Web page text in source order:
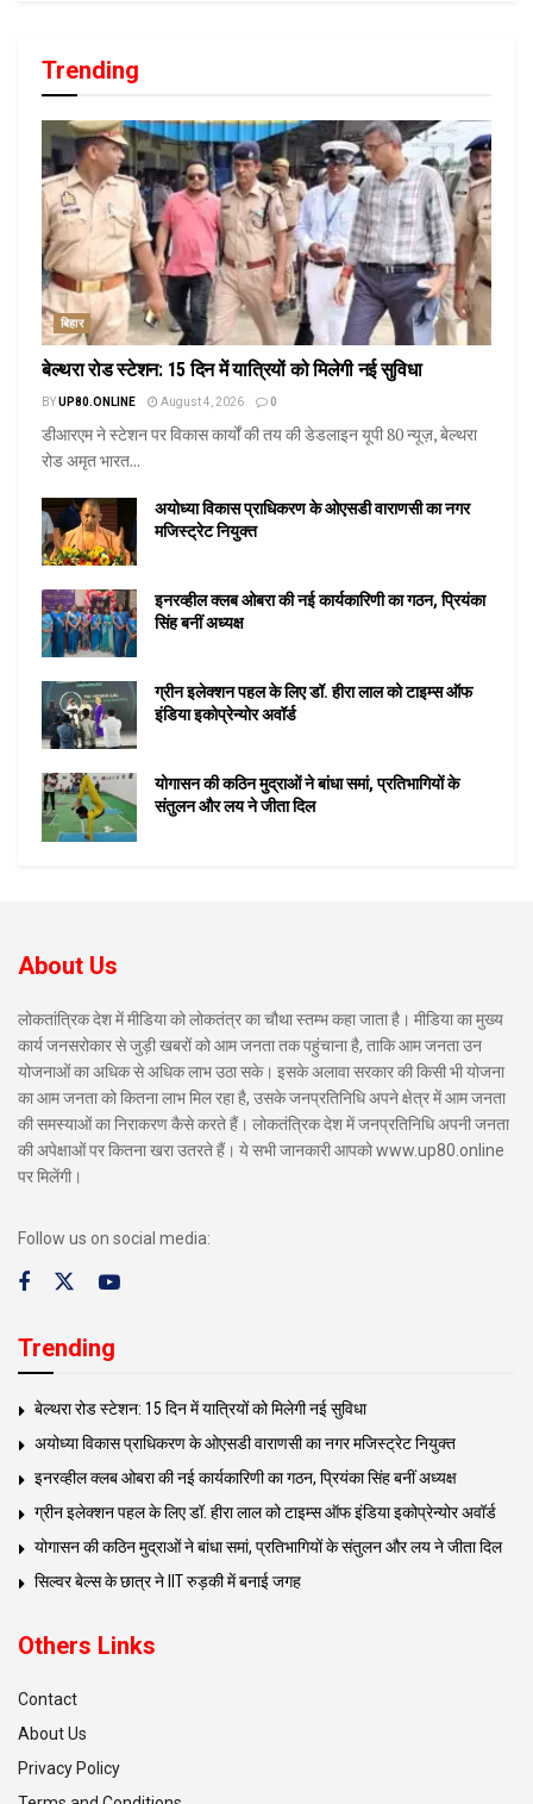
Trending
बिहार
बेल्थरा रोड स्टेशन: 15 दिन में यात्रियों को मिलेगी नई सुविधा
BYUP80.ONLINE August 4, 2026 0
डीआरएम ने स्टेशन पर विकास कार्यों की तय की डेडलाइन यूपी 80 न्यूज़, बेल्थरा
रोड अमृत भारत...
अयोध्या विकास प्राधिकरण के ओएसडी वाराणसी का नगर
मजिस्ट्रेट नियुक्त
इनरव्हील क्लब ओबरा की नई कार्यकारिणी का गठन, प्रियंका
सिंह बनीं अध्यक्ष
ग्रीन इलेक्शन पहल के लिए डॉ. हीरा लाल को टाइम्स ऑफ
इंडिया इकोप्रेन्योर अवॉर्ड
योगासन की कठिन मुद्राओं ने बांधा समां, प्रतिभागियों के
संतुलन और लय ने जीता दिल
About Us
लोकतांत्रिक देश में मीडिया को लोकतंत्र का चौथा स्तम्भ कहा जाता है। मीडिया का मुख्य
कार्य जनसरोकार से जुड़ी खबरों को आम जनता तक पहुंचाना है, ताकि आम जनता उन
योजनाओं का अधिक से अधिक लाभ उठा सके। इसके अलावा सरकार की किसी भी योजना
का आम जनता को कितना लाभ मिल रहा है, उसके जनप्रतिनिधि अपने क्षेत्र में आम जनता
की समस्याओं का निराकरण कैसे करते हैं। लोकतंत्रिक देश में जनप्रतिनिधि अपनी जनता
की अपेक्षाओं पर कितना खरा उतरते हैं। ये सभी जानकारी आपको www.up80.online
पर मिलेंगी।
Follow us on social media:
Trending
बेल्थरा रोड स्टेशन: 15 दिन में यात्रियों को मिलेगी नई सुविधा
अयोध्या विकास प्राधिकरण के ओएसडी वाराणसी का नगर मजिस्ट्रेट नियुक्त
इनरव्हील क्लब ओबरा की नई कार्यकारिणी का गठन, प्रियंका सिंह बनीं अध्यक्ष
ग्रीन इलेक्शन पहल के लिए डॉ. हीरा लाल को टाइम्स ऑफ इंडिया इकोप्रेन्योर अवॉर्ड
योगासन की कठिन मुद्राओं ने बांधा समां, प्रतिभागियों के संतुलन और लय ने जीता दिल
सिल्वर बेल्स के छात्र ने IIT रुड़की में बनाई जगह
Others Links
Contact
About Us
Privacy Policy